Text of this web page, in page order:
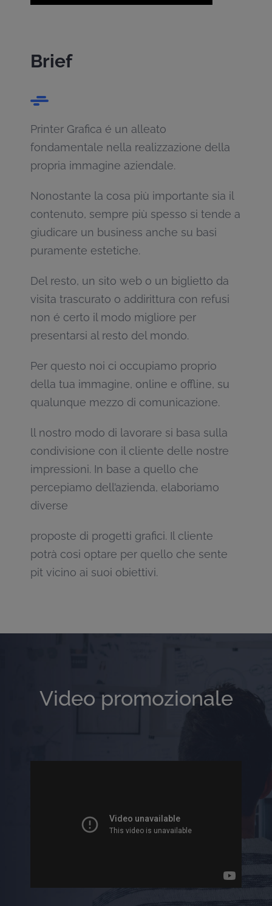
Brief
Printer Grafica é un alleato
fondamentale nella realizzazione della
propria immagine aziendale.
Nonostante la cosa più importante sia il
contenuto, sempre più spesso si tende a
giudicare un business anche su basi
puramente estetiche.
Del resto, un sito web o un biglietto da
visita trascurato o addirittura con refusi
non é certo il modo migliore per
presentarsi al resto del mondo.
Per questo noi ci occupiamo proprio
della tua immagine, online e offline, su
qualunque mezzo di comunicazione.
ll nostro modo di lavorare si basa sulla
condivisione con il cliente delle nostre
impressioni. In base a quello che
percepiamo dell’azienda, elaboriamo
diverse
proposte di progetti grafici. Il cliente
potrà cosi optare per quello che sente
pit vicino ai suoi obiettivi.
Video promozionale